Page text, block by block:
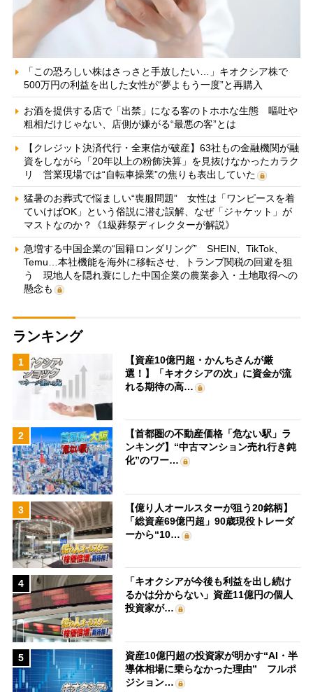
「この恐ろしい株はさっさと手放したい…」キオクシア株で
500万円の利益を出した女性が“夢よもう一度”と再購入
お酒を提供する店で「出禁」になる客のトホホな生態 嘔吐や
粗相だけじゃない、店側が嫌がる“最悪の客”とは
【クレジット決済代行・全東信が破産】63社もの金融機関が融
資をしながら「20年以上の粉飾決算」を見抜けなかったカラク
リ 営業現場では“自転車操業”の焦りも表出していた
猛暑のお葬式で悩ましい“喪服問題” 女性は「ワンピースを着
ていけばOK」という俗説に潜む誤解、なぜ「ジャケット」が
マストなのか？《1級葬祭ディレクターが解説》
急増する中国企業の“国籍ロンダリング” SHEIN、TikTok、
Temu…本社機能を海外に移転させ、トランプ関税の回避を狙
う 現地人を隠れ蓑にした中国企業の農業参入・土地取得への
懸念も
ランキング
1
【資産10億円超・かんちさんが厳
選！】「キオクシアの次」に資金が流
れる期待の高…
2
【首都圏の不動産価格「危ない駅」ラ
ンキング】“中古マンション売れ行き鈍
化”のワー…
3
【億り人オールスターが狙う20銘柄】
「総資産69億円超」90歳現役トレーダ
ーから“10…
4
「キオクシアが今後も利益を出し続け
るかは分からない」資産11億円の個人
投資家が…
5
資産10億円超の投資家が明かす“AI・半
導体相場に乗らなかった理由” フルポ
ジション…